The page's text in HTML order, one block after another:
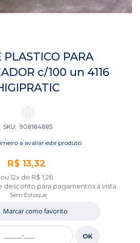
PLASTICO PARA
c/100 un 4116
SKU 908184885
a avaliar este produto
R$ 13,32
ou 12x de R$ 1,26
desconto para pagamentos à vista
Sem Estoque
Marcar como favorito
OK